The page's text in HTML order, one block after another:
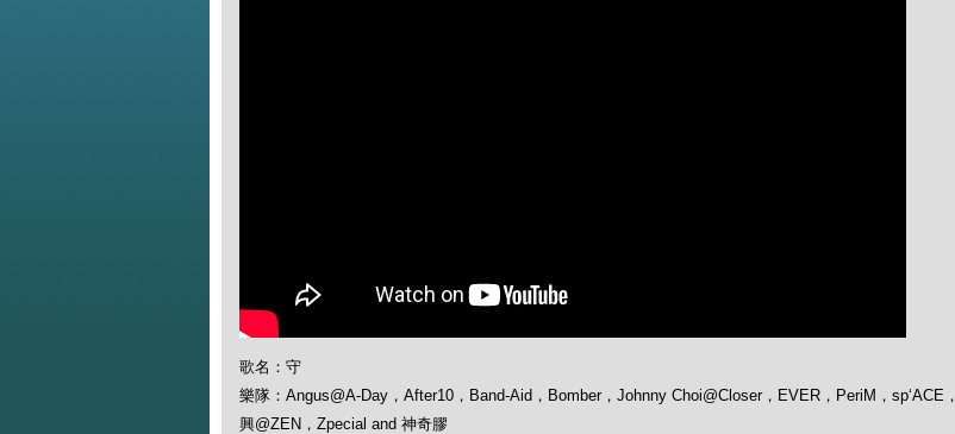
歌名：守
樂隊：Angus@A-Day，After10，Band-Aid，Bomber，J­ohnny Choi@Closer，EVER，PeriM，sp‘ACE，
興@ZEN，Zpecial and 神奇膠